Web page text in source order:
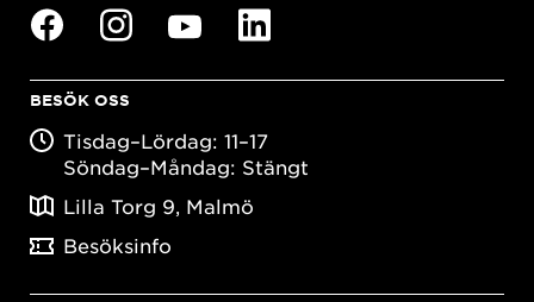
BESÖK OSS
Tisdag–Lördag: 11–17
Söndag–Måndag: Stängt
Lilla Torg 9, Malmö
Besöksinfo